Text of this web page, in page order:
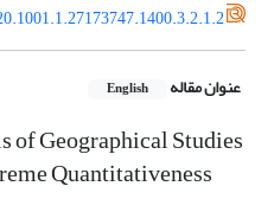
عنوان مقاله English
Geographical Studies
Quantitativeness